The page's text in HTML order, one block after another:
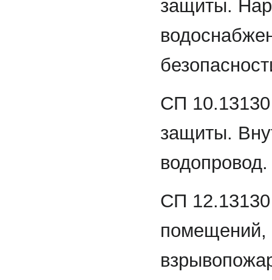
защиты.
СП
защиты.
СП 12.13130
помещений,